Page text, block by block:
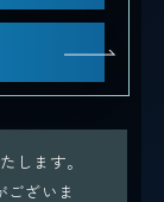
します。
ざいま